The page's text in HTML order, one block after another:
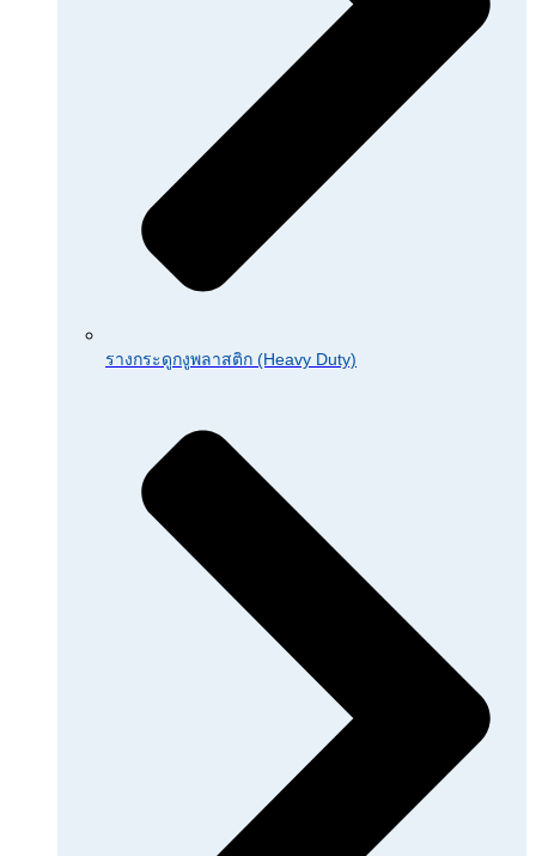
รางกระดูกงูพลาสติก (Heavy Duty)